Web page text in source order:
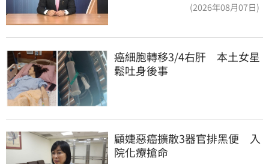
(2026年08月07日)
癌細胞轉移3/4右肝　本土女星
鬆吐身後事
顧婕惡癌擴散3器官排黑便　入
院化療搶命